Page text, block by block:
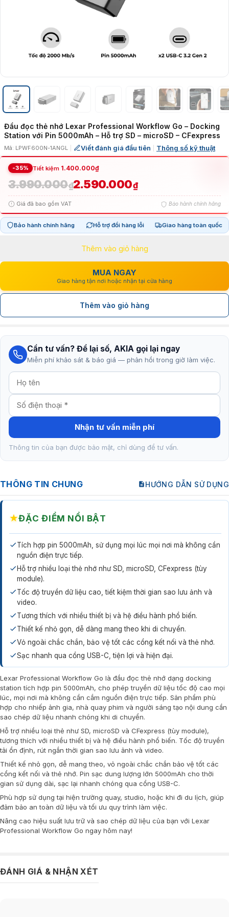
Đầu đọc thẻ nhớ Lexar Professional Workflow Go – Docking
Station với Pin 5000mAh – Hỗ trợ SD – microSD – CFexpress
Mã: LPWF600N-1ANGL Viết đánh giá đầu tiên Thông số kỹ thuật
-35% Tiết kiệm 1.400.000₫
3.990.000₫
Giá
gốc
là:
3.990.000₫.
2.590.000₫
Giá
hiện
tại
2.590.000₫.
Giá đã bao gồm VAT Bảo hành chính hãng
Bảo hành chính hãng Hỗ trợ đổi hàng lỗi Giao hàng toàn quốc
Thêm vào giỏ hàng
MUA NGAY
Giao hàng tận nơi hoặc nhận tại cửa hàng
Thêm vào giỏ hàng
Cần tư vấn? Để lại số, AKIA gọi lại ngay
Miễn phí khảo sát & báo giá — phản hồi trong giờ làm việc.
Nhận tư vấn miễn phí
Thông tin của bạn được bảo mật, chỉ dùng để tư vấn.
THÔNG TIN CHUNG HƯỚNG DẪN SỬ DỤNG
★ĐẶC ĐIỂM NỔI BẬT
Tích hợp pin 5000mAh, sử dụng mọi lúc mọi nơi mà không cần
nguồn điện trực tiếp.
Hỗ trợ nhiều loại thẻ nhớ như SD, microSD, CFexpress (tùy
module).
Tốc độ truyền dữ liệu cao, tiết kiệm thời gian sao lưu ảnh và
video.
Tương thích với nhiều thiết bị và hệ điều hành phổ biến.
Thiết kế nhỏ gọn, dễ dàng mang theo khi di chuyển.
Vỏ ngoài chắc chắn, bảo vệ tốt các cổng kết nối và thẻ nhớ.
Sạc nhanh qua cổng USB-C, tiện lợi và hiện đại.
Lexar Professional Workflow Go là đầu đọc thẻ nhớ dạng docking
station tích hợp pin 5000mAh, cho phép truyền dữ liệu tốc độ cao mọi
lúc, mọi nơi mà không cần cắm nguồn điện trực tiếp. Sản phẩm phù
hợp cho nhiếp ảnh gia, nhà quay phim và người sáng tạo nội dung cần
sao chép dữ liệu nhanh chóng khi di chuyển.
Hỗ trợ nhiều loại thẻ như SD, microSD và CFexpress (tùy module),
tương thích với nhiều thiết bị và hệ điều hành phổ biến. Tốc độ truyền
tải ổn định, rút ngắn thời gian sao lưu ảnh và video.
Thiết kế nhỏ gọn, dễ mang theo, vỏ ngoài chắc chắn bảo vệ tốt các
cổng kết nối và thẻ nhớ. Pin sạc dung lượng lớn 5000mAh cho thời
gian sử dụng dài, sạc lại nhanh chóng qua cổng USB-C.
Phù hợp sử dụng tại hiện trường quay, studio, hoặc khi đi du lịch, giúp
đảm bảo an toàn dữ liệu và tối ưu quy trình làm việc.
Nâng cao hiệu suất lưu trữ và sao chép dữ liệu của bạn với Lexar
Professional Workflow Go ngay hôm nay!
ĐÁNH GIÁ & NHẬN XÉT